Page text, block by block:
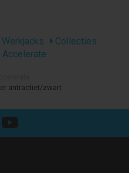
Werkjacks
Collecties
antractiet/zwart